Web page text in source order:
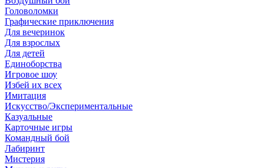
Головоломки
Графические приключения
Для вечеринок
Для взрослых
Для детей
Единоборства
Игровое шоу
Избей их всех
Имитация
Искусство/Экспериментальные
Казуальные
Карточные игры
Командный бой
Лабиринт
Мистерия